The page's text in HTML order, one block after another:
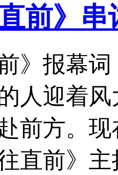
直前》
》报幕
人迎着
前方。
直前》